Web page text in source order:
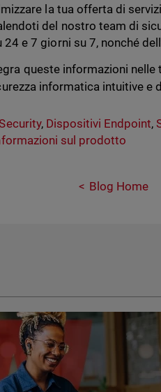
la tua offerta di
del nostro team di
e 7 giorni su 7, nonché
queste informazioni
informatica intuitive e
, Dispositivi Endpoint,
sul prodotto
Blog Home